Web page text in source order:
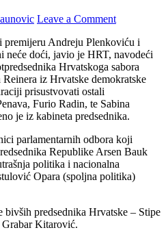
Leave a Comment
Andreju Plenkoviću i
neće doći, javio je HRT, navodeći
Hrvatskoga sabora
iz Hrvatske demokratske
prisustvovati ostali
Furio Radin, te Sabina
je iz kabineta predsednika.
parlamentarnih odbora koji
Republike Arsen Bauk
politika i nacionalna
Opara (spoljna politika)
predsednika Hrvatske – Stipe
Kitarović.